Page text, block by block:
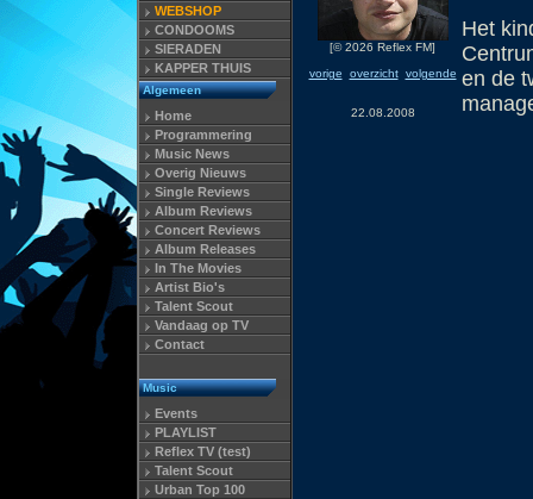
WEBSHOP
CONDOOMS
SIERADEN
KAPPER THUIS
Algemeen
Home
Programmering
Music News
Overig Nieuws
Single Reviews
Album Reviews
Concert Reviews
Album Releases
In The Movies
Artist Bio's
Talent Scout
Vandaag op TV
Contact
Music
Events
PLAYLIST
Reflex TV (test)
Talent Scout
Urban Top 100
[© 2026 Reflex FM]
vorige
overzicht volgende
22.08.2008
Het
en de